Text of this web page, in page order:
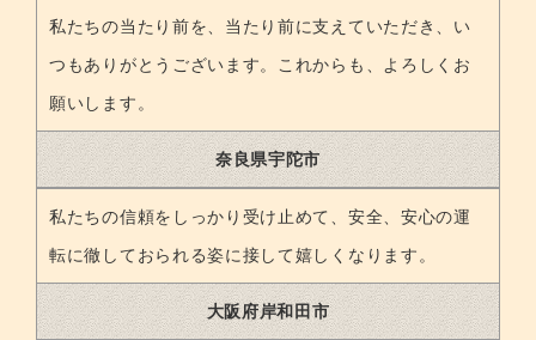
私たちの当たり前を、当たり前に支えていただき、い
つもありがとうございます。これからも、よろしくお
願いします。
奈良県宇陀市
私たちの信頼をしっかり受け止めて、安全、安心の運
転に徹しておられる姿に接して嬉しくなります。
大阪府岸和田市